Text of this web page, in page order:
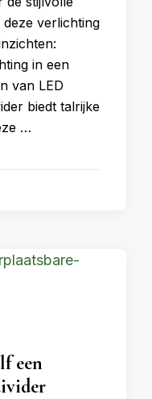
verlichting
in een
van LED
biedt talrijke
…
een